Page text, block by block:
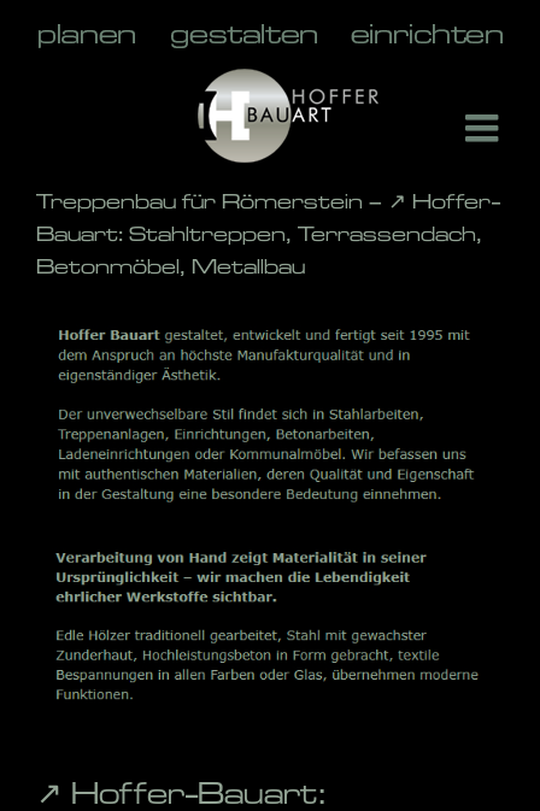
Treppenbau für Römerstein – ↗️ Hoffer-
Bauart: Stahltreppen, Terrassendach,
Betonmöbel, Metallbau
↗️ Hoffer-Bauart: